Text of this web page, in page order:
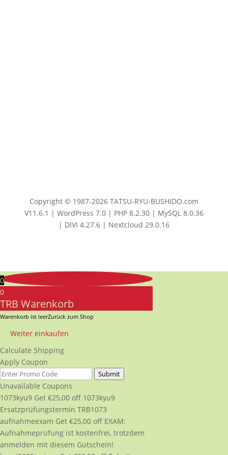
Copyright © 1987-2026 TATSU-RYU-BUSHIDO.com
V11.6.1 | WordPress 7.0 | PHP 8.2.30 | MySQL 8.0.36
| DIVI 4.27.6 | Nextcloud 29.0.16
0
0
TRB Warenkorb
Warenkorb ist leerZurück zum Shop
Weiter einkaufen
Calculate Shipping
Apply Coupon
Submit
Unavailable Coupons
1073kyu9 Get €25,00 off 1073kyu9
Ersatzprüfungstermin TRB1073
aufnahmeexam Get €25,00 off EXAM:
Aufnahmeprüfung ist kostenfrei, trotzdem
anmelden mit diesem Gutschein!